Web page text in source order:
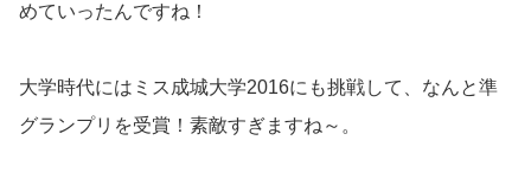
めていったんですね！
大学時代にはミス成城大学2016にも挑戦して、なんと準
グランプリを受賞！素敵すぎますね～。